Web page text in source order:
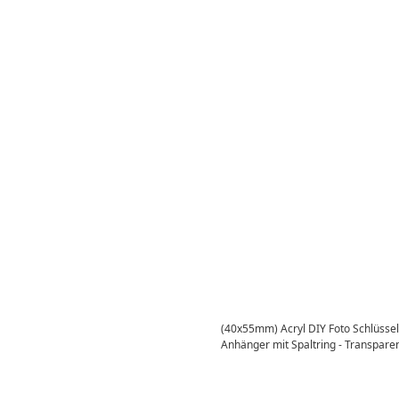
(40x55mm) Acryl DIY Foto
Anhänger mit Spaltring -